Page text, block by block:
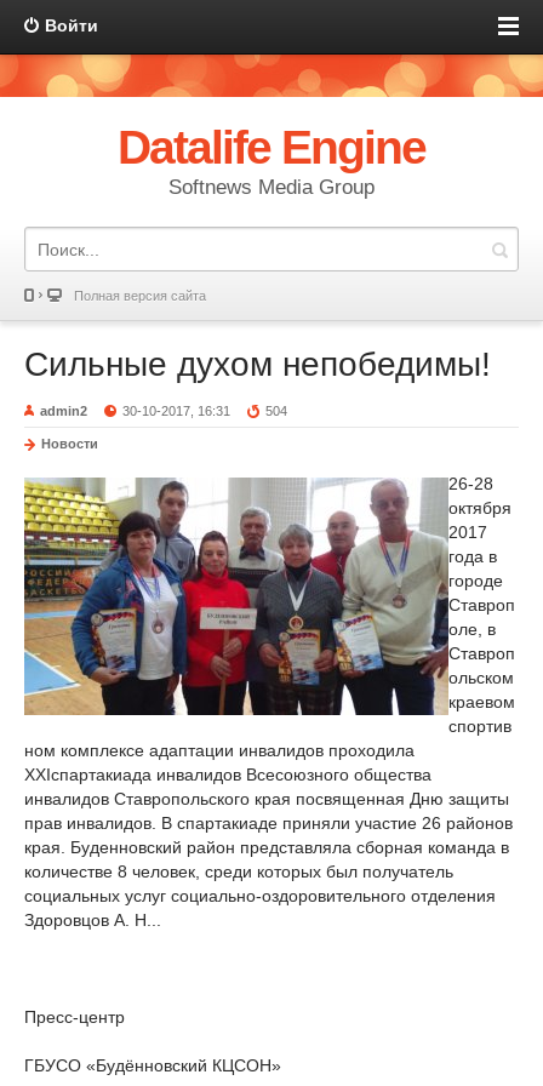
Войти
Datalife Engine
Softnews Media Group
Полная версия сайта
Сильные духом непобедимы!
admin2 30-10-2017, 16:31 504
Новости
26-28
октября
2017
года в
городе
Ставроп
оле, в
Ставроп
ольском
краевом
спортив
ном комплексе адаптации инвалидов проходила
ХХIспартакиада инвалидов Всесоюзного общества
инвалидов Ставропольского края посвященная Дню защиты
прав инвалидов. В спартакиаде приняли участие 26 районов
края. Буденновский район представляла сборная команда в
количестве 8 человек, среди которых был получатель
социальных услуг социально-оздоровительного отделения
Здоровцов А. Н...
Пресс-центр
ГБУСО «Будённовский КЦСОН»